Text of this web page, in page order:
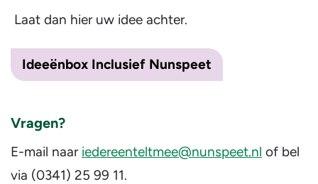
Laat dan hier uw idee achter.
Ideeënbox Inclusief Nunspeet
Vragen?
E-mail naar iedereenteltmee@nunspeet.nl of bel
via (0341) 25 99 11.